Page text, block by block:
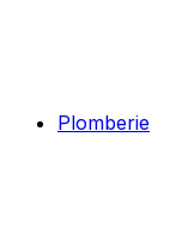
Plomberie